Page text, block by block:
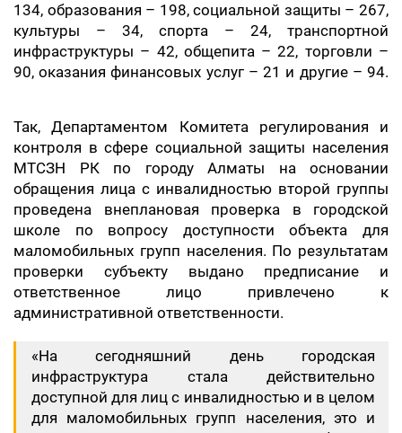
134, образования – 198, социальной защиты – 267,
культуры – 34, спорта – 24, транспортной
инфраструктуры – 42, общепита – 22, торговли –
90, оказания финансовых услуг – 21 и другие – 94.
Так, Департаментом Комитета регулирования и
контроля в сфере социальной защиты населения
МТСЗН РК по городу Алматы на основании
обращения лица с инвалидностью второй группы
проведена внеплановая проверка в городской
школе по вопросу доступности объекта для
маломобильных групп населения. По результатам
проверки субъекту выдано предписание и
ответственное лицо привлечено к
административной ответственности.
«На сегодняшний день городская
инфраструктура стала действительно
доступной для лиц с инвалидностью и в целом
для маломобильных групп населения, это и